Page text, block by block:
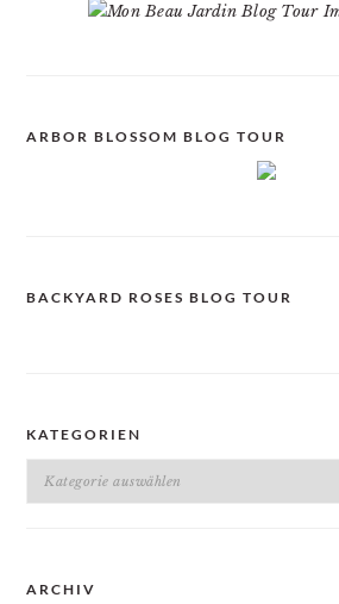
ARBOR BLOSSOM BLOG TOUR
BACKYARD ROSES BLOG TOUR
KATEGORIEN
Kategorien
ARCHIV